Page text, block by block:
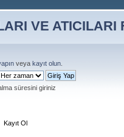
veya kayıt olun
süresini giriniz
Kayıt Ol